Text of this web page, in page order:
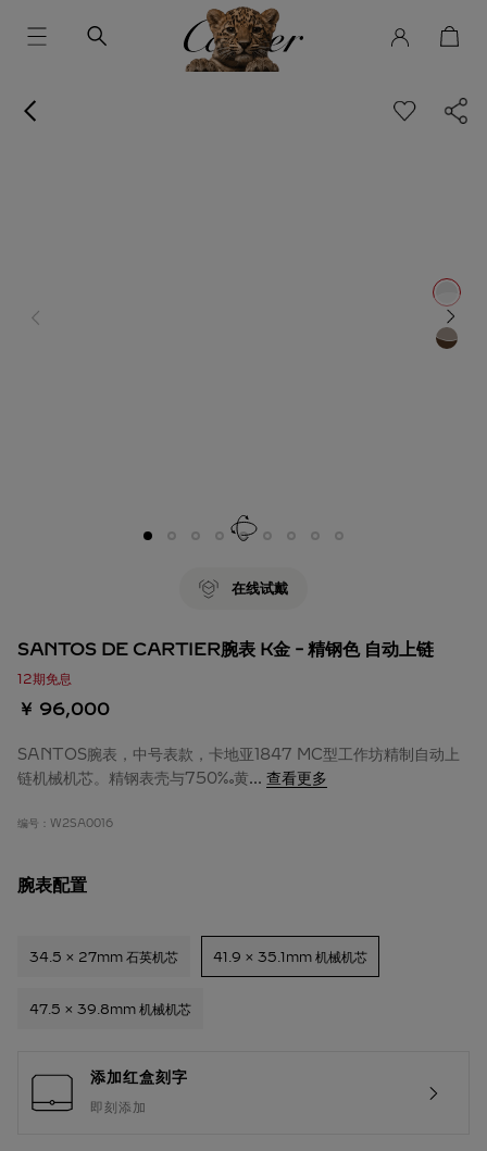
在线试戴
SANTOS DE CARTIER腕表 K金 - 精钢色 自动上链
12期免息
￥ 96,000
SANTOS腕表，中号表款，卡地亚1847 MC型工作坊精制自动上
链机械机芯。精钢表壳与750‰黄... 查看更多
编号： W2SA0016
腕表配置
34.5 x 27mm 石英机芯 41.9 x 35.1mm 机械机芯
47.5 x 39.8mm 机械机芯
添加红盒刻字
即刻添加